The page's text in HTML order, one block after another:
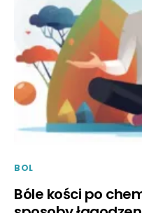
BOL
Bóle kości po